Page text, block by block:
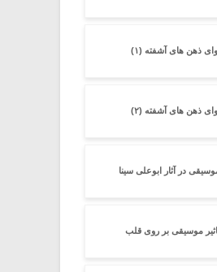
آوای ذهن های آشفته (۱)
آوای ذهن های آشفته (۲)
در آثار ابوعلی سینا
موسیقی بر روی قلب